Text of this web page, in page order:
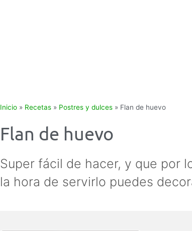
Inicio » Recetas » Postres y dulces » Flan de huevo
Flan de huevo
Super fácil de hacer, y que por
la hora de servirlo puedes